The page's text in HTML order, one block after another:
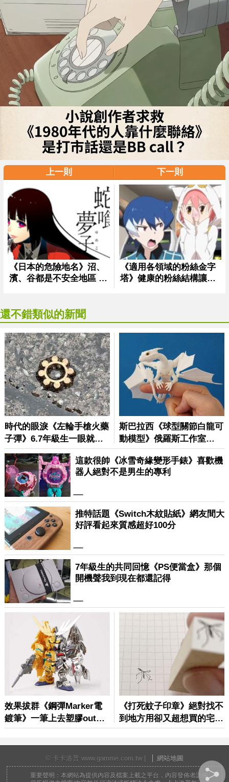
上一則 下一則
還不錯類似的新聞
© 卡卡洛普 www.gamme.com.tw | 網站地圖
重要聲明：本網站為提供內容及檔案上載之平台，內容發佈者請確